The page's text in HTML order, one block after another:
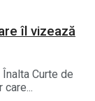
îl vizează
Curte de